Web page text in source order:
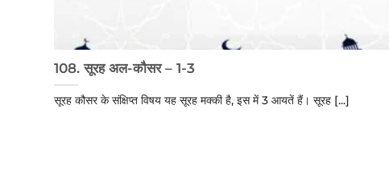
108. सूरह अल-कौसर – 1-3
सूरह कौसर के संक्षिप्त विषय यह सूरह मक्की है, इस में 3 आयतें हैं। सूरह [...]